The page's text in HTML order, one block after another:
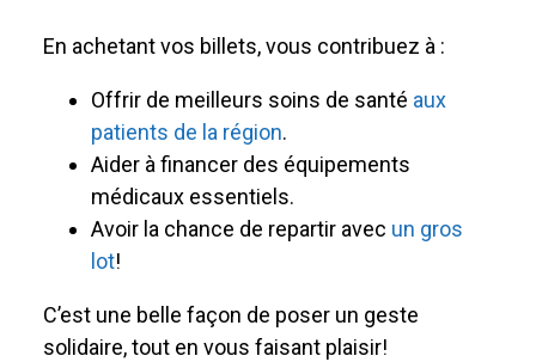
En achetant vos billets, vous contribuez à :
Offrir de meilleurs soins de santé aux
patients de la région.
Aider à financer des équipements
médicaux essentiels.
Avoir la chance de repartir avec un gros
lot!
C’est une belle façon de poser un geste
solidaire, tout en vous faisant plaisir!